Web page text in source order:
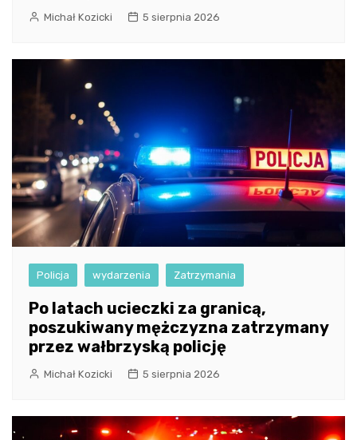
Michał Kozicki 5 sierpnia 2026
Policja wydarzenia Zatrzymania
Po latach ucieczki za granicą,
poszukiwany mężczyzna zatrzymany
przez wałbrzyską policję
Michał Kozicki 5 sierpnia 2026